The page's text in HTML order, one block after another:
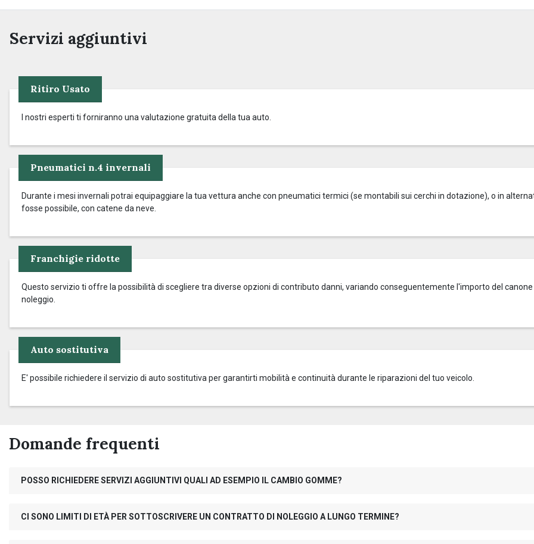
Servizi aggiuntivi
Ritiro Usato
I nostri esperti ti forniranno una valutazione gratuita della tua auto.
Pneumatici n.4 invernali
Durante i mesi invernali potrai equipaggiare la tua vettura anche con pneumatici termici (se montabili sui cerchi in dotazione), o in
fosse possibile, con catene da neve.
Franchigie ridotte
Questo servizio ti offre la possibilità di scegliere tra diverse opzioni di contributo danni, variando conseguentemente l'importo del
noleggio.
Auto sostitutiva
E' possibile richiedere il servizio di auto sostitutiva per garantirti mobilità e continuità durante le riparazioni del tuo veicolo.
Domande frequenti
POSSO RICHIEDERE SERVIZI AGGIUNTIVI QUALI AD ESEMPIO IL CAMBIO GOMME?
CI SONO LIMITI DI ETÀ PER SOTTOSCRIVERE UN CONTRATTO DI NOLEGGIO A LUNGO TERMINE?